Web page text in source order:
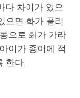
다 차이가 있으
으면 화가 풀리
으로 화가 가라
이가 종이에 적
한다.